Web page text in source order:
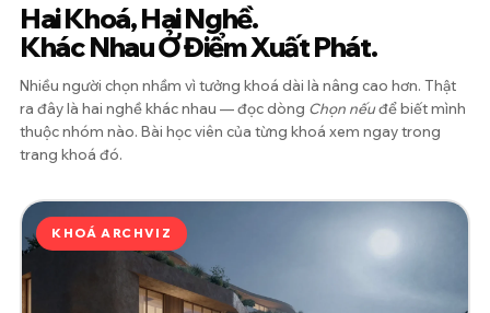
Hai Khoá, Hai Nghề.
Khác Nhau Ở Điểm Xuất Phát.
Nhiều người chọn nhầm vì tưởng khoá dài là nâng cao hơn. Thật
ra đây là hai nghề khác nhau — đọc dòng Chọn nếuđể biết mình
thuộc nhóm nào. Bài học viên của từng khoá xem ngay trong
trang khoá đó.
KHOÁ ARCHVIZ